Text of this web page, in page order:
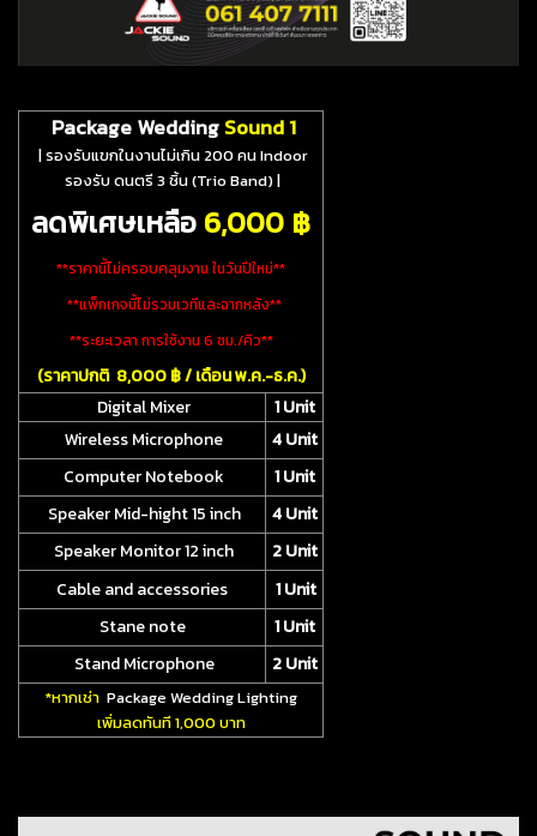
Package WeddingSound 1
| รองรับแขกในงานไม่เกิน 200 คน Indoor
รองรับ ดนตรี 3 ชิ้น (Trio Band)|
ลดพิเศษเหลือ 6,000 ฿
**ราคานี้ไม่ครอบคลุมงาน ในวันปีใหม่**
**แพ็กเกจนี้ไม่รวมเวทีและฉากหลัง**
**ระยะเวลา การใช้งาน 6 ชม./คิว**
(ราคาปกติ 8,000 ฿ / เดือน พ.ค.-ธ.ค.)
Digital Mixer
1 Unit
Wireless Microphone
4 Unit
Computer Notebook
1 Unit
Speaker Mid-hight 15 inch
4 Unit
Speaker Monitor 12 inch
2 Unit
Cable and accessories
1 Unit
Stane note
1 Unit
Stand Microphone
2 Unit
*หากเช่า Package Wedding Lighting
เพิ่มลดทันที 1,000 บาท